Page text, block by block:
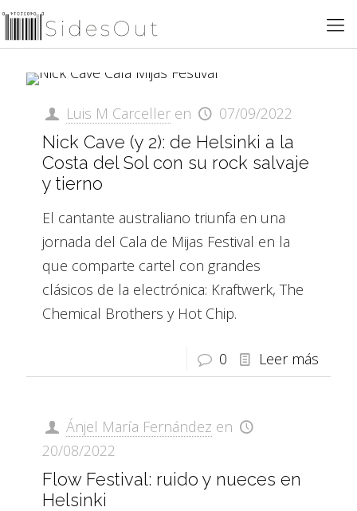
Luis M Carceller en 07/09/2022
Nick Cave (y 2): de Helsinki a la
Costa del Sol con su rock salvaje
y tierno
El cantante australiano triunfa en una
jornada del Cala de Mijas Festival en la
que comparte cartel con grandes
clásicos de la electrónica: Kraftwerk, The
Chemical Brothers y Hot Chip.
0 Leer más
Ánjel María Fernández en
20/08/2022
Flow Festival: ruido y nueces en
Helsinki